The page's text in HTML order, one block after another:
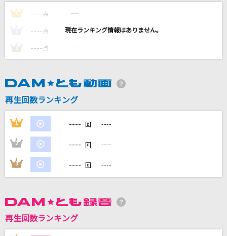
[生音]最後の雨
[生音]愛人
ソワレ
星街すいせい
もっと見る
カラオケ最新情報をチェック！
DAMに会員登録・ログインして
カラオケをもっと楽しもう！
1 ---- 点 ----
---- 点 ----
3 ---- 点 ----
再生回数ランキング
1 ---- 回 ----
2 ---- 回 ----
3 ---- 回 ----
再生回数ランキング